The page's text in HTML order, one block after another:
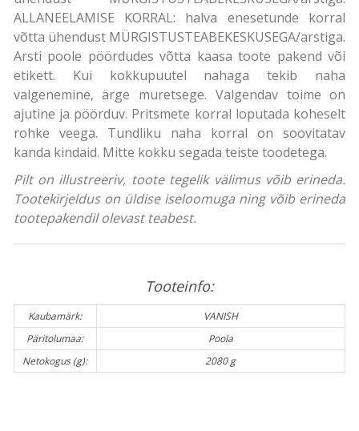
ALLANEELAMISE KORRAL: halva enesetunde korral
võtta ühendust MÜRGISTUSTEABEKESKUSEGA/arstiga.
Arsti poole pöördudes võtta kaasa toote pakend või
etikett. Kui kokkupuutel nahaga tekib naha
valgenemine, ärge muretsege. Valgendav toime on
ajutine ja pöörduv. Pritsmete korral loputada koheselt
rohke veega. Tundliku naha korral on soovitatav
kanda kindaid. Mitte kokku segada teiste toodetega.
Pilt on illustreeriv, toote tegelik välimus võib erineda.
Tootekirjeldus on üldise iseloomuga ning võib erineda
tootepakendil olevast teabest.
Tooteinfo:
Kaubamärk:
VANISH
Päritolumaa:
Poola
Netokogus (g):
2080 g